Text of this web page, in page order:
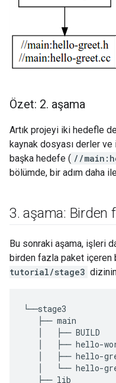
Özet: 2. aşama
Artık projeyi iki hedefle
kaynak dosyası derler
başka hedefe ( //
bölümde, bir adım daha
3. aşama: Birden
Bu sonraki aşama, işleri
birden fazla paket içeren
tutorial/stage3
└──stage3
   ├── main
   │   ├── BUILD
│   ├── hello-
│   ├── hello-
│   └── hello-
   ├── lib